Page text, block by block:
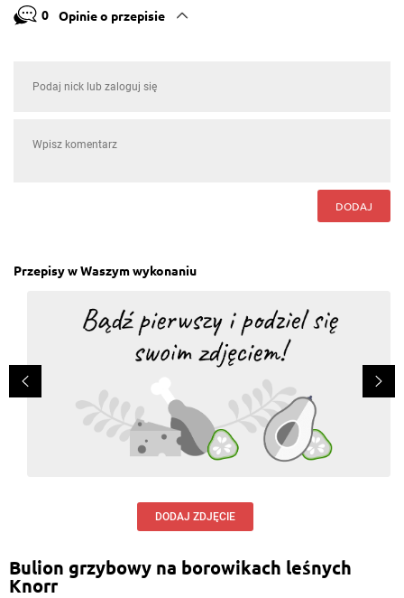
0 Opinie o przepisie
DODAJ
Przepisy w Waszym wykonaniu
DODAJ ZDJĘCIE
Bulion grzybowy na borowikach leśnych
Knorr